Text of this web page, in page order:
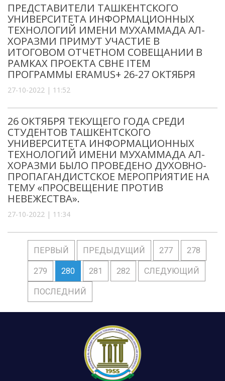
ПРЕДСТАВИТЕЛИ ТАШКЕНТСКОГО
УНИВЕРСИТЕТА ИНФОРМАЦИОННЫХ
ТЕХНОЛОГИЙ ИМЕНИ МУХАММАДА АЛ-
ХОРАЗМИ ПРИМУТ УЧАСТИЕ В
ИТОГОВОМ ОТЧЕТНОМ СОВЕЩАНИИ В
РАМКАХ ПРОЕКТА CBHE ITEM
ПРОГРАММЫ ERAMUS+ 26-27 ОКТЯБРЯ
27-10-2022 | 11:52
26 ОКТЯБРЯ ТЕКУЩЕГО ГОДА СРЕДИ
СТУДЕНТОВ ТАШКЕНТСКОГО
УНИВЕРСИТЕТА ИНФОРМАЦИОННЫХ
ТЕХНОЛОГИЙ ИМЕНИ МУХАММАДА АЛ-
ХОРАЗМИ БЫЛО ПРОВЕДЕНО ДУХОВНО-
ПРОПАГАНДИСТСКОЕ МЕРОПРИЯТИЕ НА
ТЕМУ «ПРОСВЕЩЕНИЕ ПРОТИВ
НЕВЕЖЕСТВА».
27-10-2022 | 11:34
ПЕРВЫЙ ПРЕДЫДУЩИЙ 277 278
279 280 281 282 СЛЕДУЮЩИЙ
ПОСЛЕДНИЙ